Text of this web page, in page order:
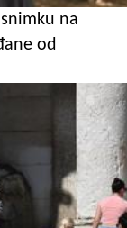
na
od